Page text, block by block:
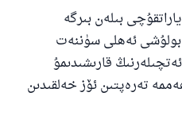
بىلەن بىرگە
بولۇشى ئەھلى سۈننەت
قارىشىدىمۇ
تەرەپتىن ئۆز خەلقىدىن